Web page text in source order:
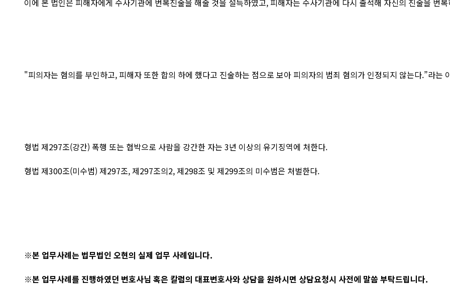
이에 본 법인은 피해자에게 수사기관에 번복진술을 해줄 것을 설득하였고, 피해자는 수사기관에 다시 출석해 자신의 진술을 번
"피의자는 혐의를 부인하고, 피해자 또한 합의 하에 했다고 진술하는 점으로 보아 피의자의 범죄 혐의가 인정되지 않는다.”라는
형법 제297조(강간) 폭행 또는 협박으로 사람을 강간한 자는 3년 이상의 유기징역에 처한다.
형법 제300조(미수범) 제297조, 제297조의2, 제298조 및 제299조의 미수범은 처벌한다.
※본 업무사례는 법무법인 오현의 실제 업무 사례입니다.
※본 업무사례를 진행하였던 변호사님 혹은 칼럼의 대표변호사와 상담을 원하시면 상담요청시 사전에 말씀 부탁드립니다.